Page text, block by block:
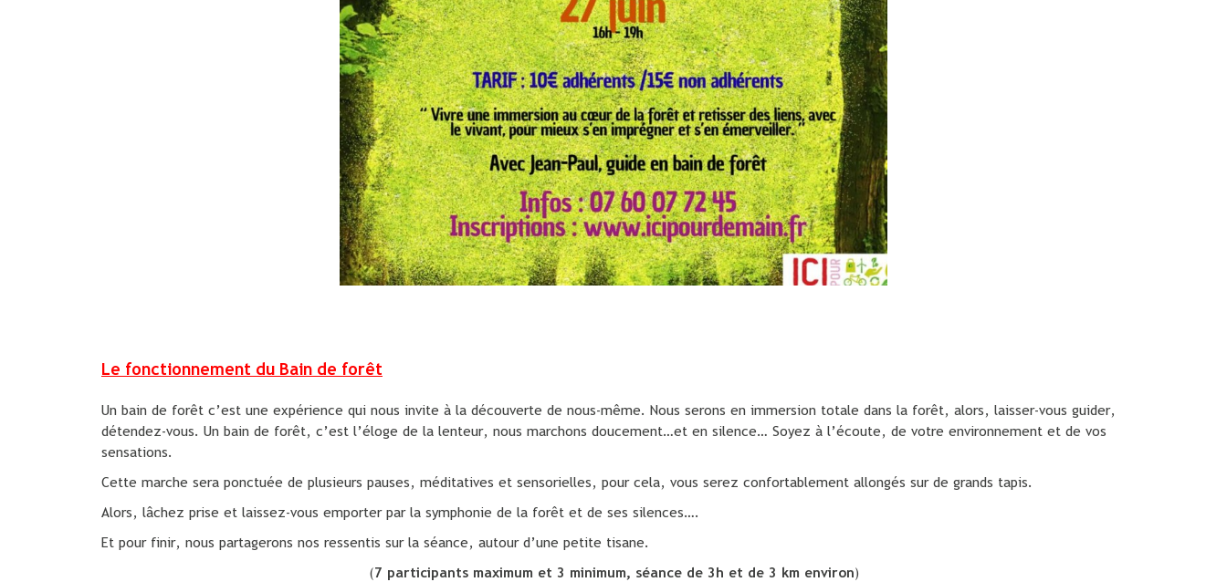
Le fonctionnement du Bain de forêt
Un bain de forêt c’est une expérience qui nous invite à la découverte de nous-même. Nous serons en immersion totale dans la forêt, alors, laisser-vous guider,
détendez-vous. Un bain de forêt, c’est l’éloge de la lenteur, nous marchons doucement…et en silence… Soyez à l’écoute, de votre environnement et de vos
sensations.
Cette marche sera ponctuée de plusieurs pauses, méditatives et sensorielles, pour cela, vous serez confortablement allongés sur de grands tapis.
Alors, lâchez prise et laissez-vous emporter par la symphonie de la forêt et de ses silences….
Et pour finir, nous partagerons nos ressentis sur la séance, autour d’une petite tisane.
(7 participants maximum et 3 minimum, séance de 3h et de 3 km environ)